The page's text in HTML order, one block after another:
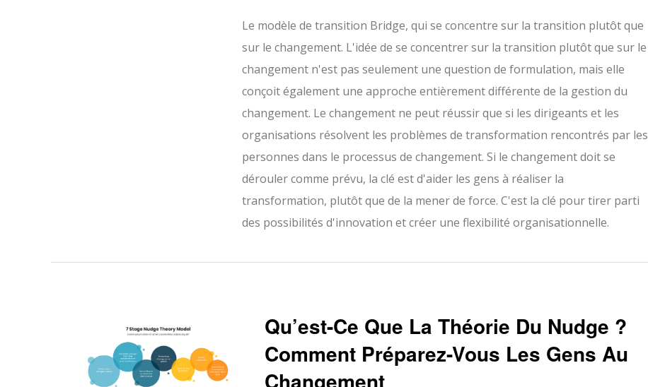
Le modèle de transition Bridge, qui se concentre sur la transition plutôt que
sur le changement. L'idée de se concentrer sur la transition plutôt que sur le
changement n'est pas seulement une question de formulation, mais elle
conçoit également une approche entièrement différente de la gestion du
changement. Le changement ne peut réussir que si les dirigeants et les
organisations résolvent les problèmes de transformation rencontrés par les
personnes dans le processus de changement. Si le changement doit se
dérouler comme prévu, la clé est d'aider les gens à réaliser la
transformation, plutôt que de la mener de force. C'est la clé pour tirer parti
des possibilités d'innovation et créer une flexibilité organisationnelle.
Qu’est-Ce Que La Théorie Du Nudge ?
Comment Préparez-Vous Les Gens Au
Changement